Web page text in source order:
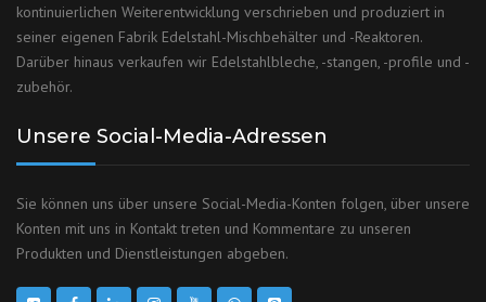
kontinuierlichen Weiterentwicklung verschrieben und produziert in
seiner eigenen Fabrik Edelstahl-Mischbehälter und -Reaktoren.
Darüber hinaus verkaufen wir Edelstahlbleche, -stangen, -profile und -
zubehör.
Unsere Social-Media-Adressen
Sie können uns über unsere Social-Media-Konten folgen, über unsere
Konten mit uns in Kontakt treten und Kommentare zu unseren
Produkten und Dienstleistungen abgeben.